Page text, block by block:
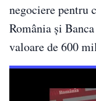
negociere pentru
România şi
valoare de 600